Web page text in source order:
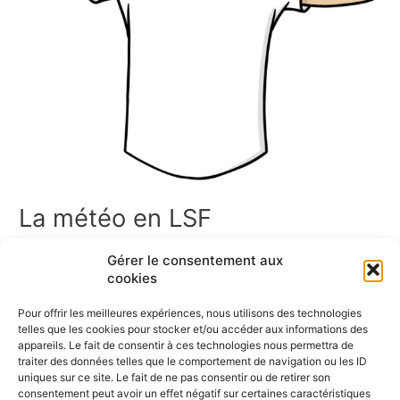
Gérer le consentement aux
cookies
Pour offrir les meilleures expériences, nous utilisons des technologies
telles que les cookies pour stocker et/ou accéder aux informations des
appareils. Le fait de consentir à ces technologies nous permettra de
traiter des données telles que le comportement de navigation ou les ID
uniques sur ce site. Le fait de ne pas consentir ou de retirer son
consentement peut avoir un effet négatif sur certaines caractéristiques
La météo en LSF
La météo en LSF Bienvenue dans l’espace Météo en LSF !
Vous trouverez ici un ensemble de ressources en Langue des
signaires thématiques, des jeux de cartes, des mémoris, des
dominos, ainsi que des vidéos pour apprendre et pratiquer les
signes liés à la météo. Bonne […]
Lire la suite »